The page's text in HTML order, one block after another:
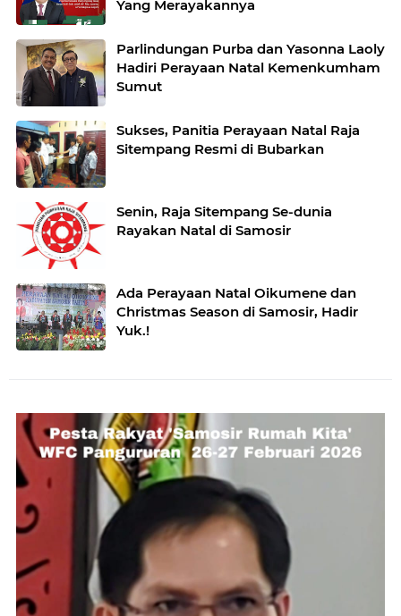
Yang Merayakannya
Parlindungan Purba dan Yasonna Laoly
Hadiri Perayaan Natal Kemenkumham
Sumut
Sukses, Panitia Perayaan Natal Raja
Sitempang Resmi di Bubarkan
Senin, Raja Sitempang Se-dunia
Rayakan Natal di Samosir
Ada Perayaan Natal Oikumene dan
Christmas Season di Samosir, Hadir
Yuk.!